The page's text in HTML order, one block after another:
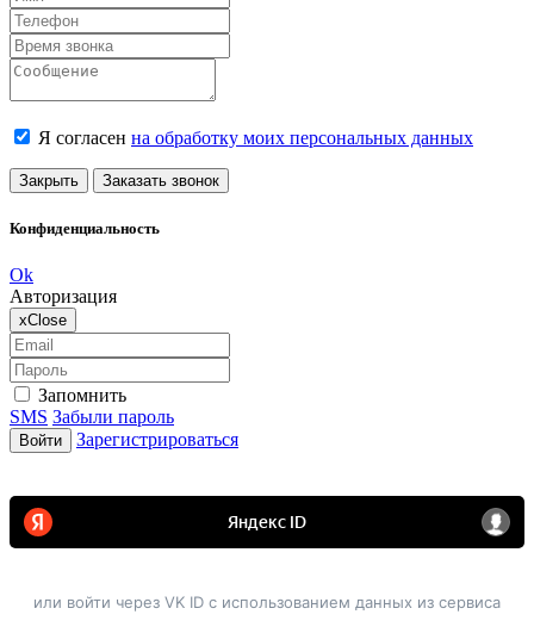
Я согласен на обработку моих персональных данных
Закрыть Заказать звонок
Конфиденциальность
Ok
Авторизация
xClose
Запомнить
SMS Забыли пароль
Войти Зарегистрироваться
или войти через VK ID с использованием данных из сервиса